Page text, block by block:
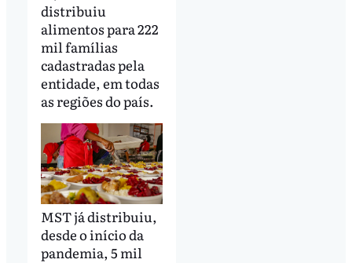
distribuiu
alimentos para 222
mil famílias
cadastradas pela
entidade, em todas
as regiões do país.
MST já distribuiu,
desde o início da
pandemia, 5 mil